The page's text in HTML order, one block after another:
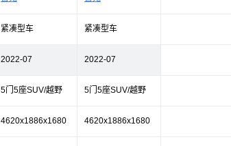
紧凑型车 紧凑型车
2022-07 2022-07
5门5座SUV/越野 5门5座SUV/越野
4620x1886x1680 4620x1886x1680